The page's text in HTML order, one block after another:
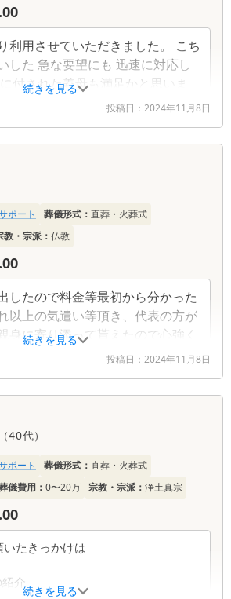
続きを見る
利用させていただきました。 こち
した 急な要望にも 迅速に対応し
付された義母も満足かと思いま
」代表者様の最初から最後まで親
いた姿勢、御言葉これからずっと
と思います。 本当にこの度はあり
。
投稿日： 2024年11月8日
続きを見る
ポート 葬儀形式： 直葬・火葬式
教・宗派： 仏教
したので料金等最初から分かった
以上の気遣い等頂き、代表の方が
身に寄り添って貰えたので心強く
返しをしたいくらいでした。初め
ありましたが冷静に対処できたの
上とおもいます。理解していた親
ました。本当にありがとうござい
投稿日： 2024年11月8日
続きを見る
（40代）
ポート 葬儀形式： 直葬・火葬式
儀費用： 0〜20万 宗教・宗派： 浄土真宗
たきっかけは
介